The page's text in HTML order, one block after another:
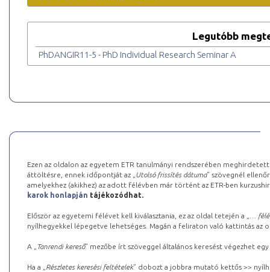
Legutóbb
PhDANGIR11-5 - PhD Individual Research Seminar A
Ezen az oldalon az egyetem ETR tanulmányi rendszerében
áttöltésre, ennek időpontját az „ Utolsó frissítés dátuma” szövegnél
amelyekhez (akikhez) az adott félévben már történt az ETR-ben
karok honlapján tájékozódhat.
Először az egyetemi félévet kell kiválasztania, ez az oldal tetején a „
…
nyílhegyekkel lépegetve lehetséges. Magán a feliraton való kattintás az
A „ Tanrendi kereső” mezőbe írt szöveggel általános keresést végezhet
Ha a „ Részletes keresési feltételek” dobozt a jobbra mutató kettős >>